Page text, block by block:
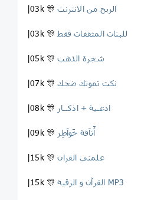
|03k 🎊الربح من الانترنت
|03k 🎊 للبنات المثقفات فقط
|05k 🎊شجرة الذهب
|07k 🎊نكت تموتك ضحك
|08k 🎊 ادعـية + اذكــار
|09k 🎊 ٲَنآقة خَوآطِر
|15k 🎊علمني القران
|15k 🎊 القرآن و الرقية MP3